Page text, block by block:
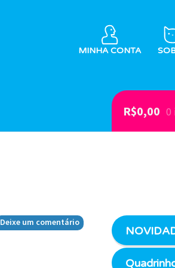
MINHA CONTA
R$0,00 0
Deixe um comentário